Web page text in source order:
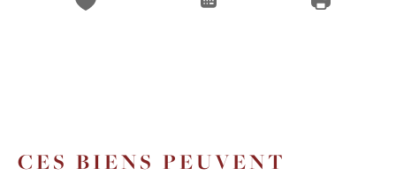
CES BIENS PEUVENT